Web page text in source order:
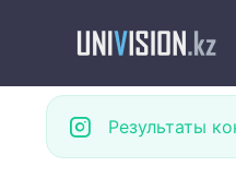
Результаты